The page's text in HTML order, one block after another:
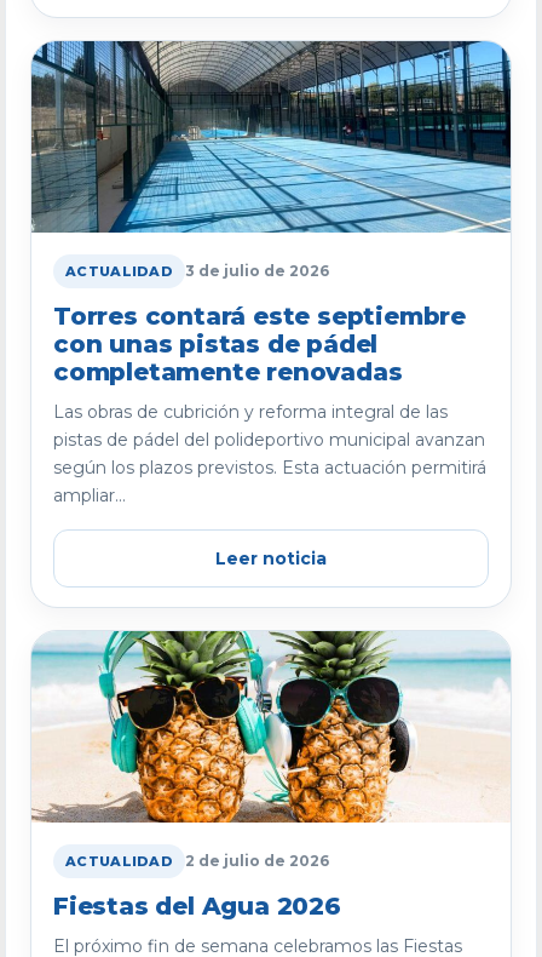
ACTUALIDAD 3 de julio de 2026
Torres contará este septiembre
con unas pistas de pádel
completamente renovadas
Las obras de cubrición y reforma integral de las
pistas de pádel del polideportivo municipal avanzan
según los plazos previstos. Esta actuación permitirá
ampliar...
Leer noticia
ACTUALIDAD 2 de julio de 2026
Fiestas del Agua 2026
El próximo fin de semana celebramos las Fiestas